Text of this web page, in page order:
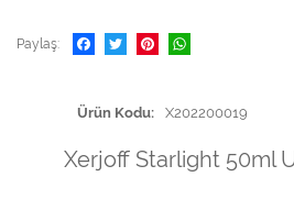
Paylaş
Ürün Kodu X202200019
Xerjoff Starlight 50ml